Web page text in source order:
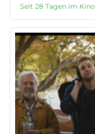
Seit 28 Tagen im Kino